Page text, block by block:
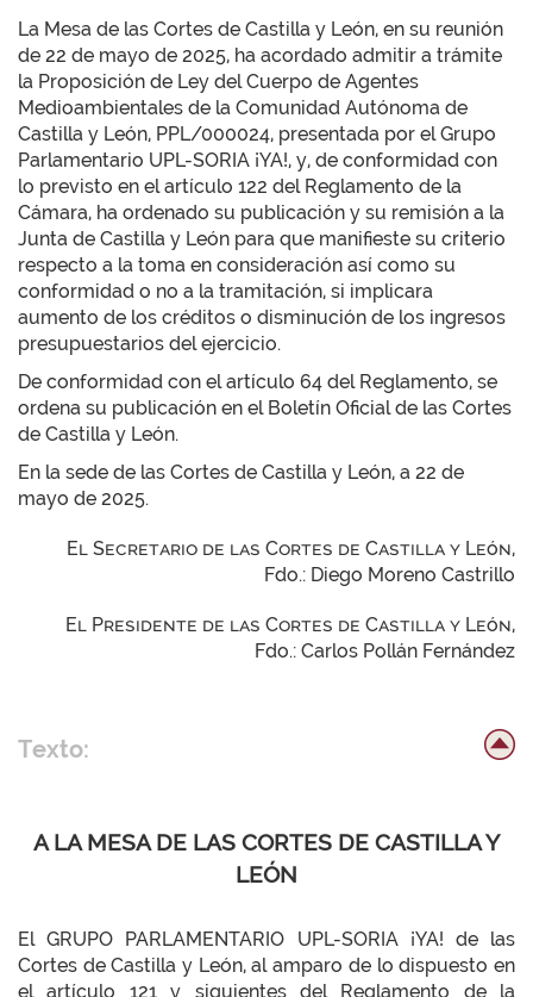
La Mesa de las Cortes de Castilla y León, en su reunión
de 22 de mayo de 2025, ha acordado admitir a trámite
la Proposición de Ley del Cuerpo de Agentes
Medioambientales de la Comunidad Autónoma de
Castilla y León, PPL/000024, presentada por el Grupo
Parlamentario UPL-SORIA ¡YA!, y, de conformidad con
lo previsto en el artículo 122 del Reglamento de la
Cámara, ha ordenado su publicación y su remisión a la
Junta de Castilla y León para que manifieste su criterio
respecto a la toma en consideración así como su
conformidad o no a la tramitación, si implicara
aumento de los créditos o disminución de los ingresos
presupuestarios del ejercicio.
De conformidad con el artículo 64 del Reglamento, se
ordena su publicación en el Boletín Oficial de las Cortes
de Castilla y León.
En la sede de las Cortes de Castilla y León, a 22 de
mayo de 2025.
El Secretario de las Cortes de Castilla y León,
Fdo.: Diego Moreno Castrillo
El Presidente de las Cortes de Castilla y León,
Fdo.: Carlos Pollán Fernández
Texto:
A LA MESA DE LAS CORTES DE CASTILLA Y
LEÓN
El GRUPO PARLAMENTARIO UPL-SORIA ¡YA! de las
Cortes de Castilla y León, al amparo de lo dispuesto en
el artículo 121 y siguientes del Reglamento de la